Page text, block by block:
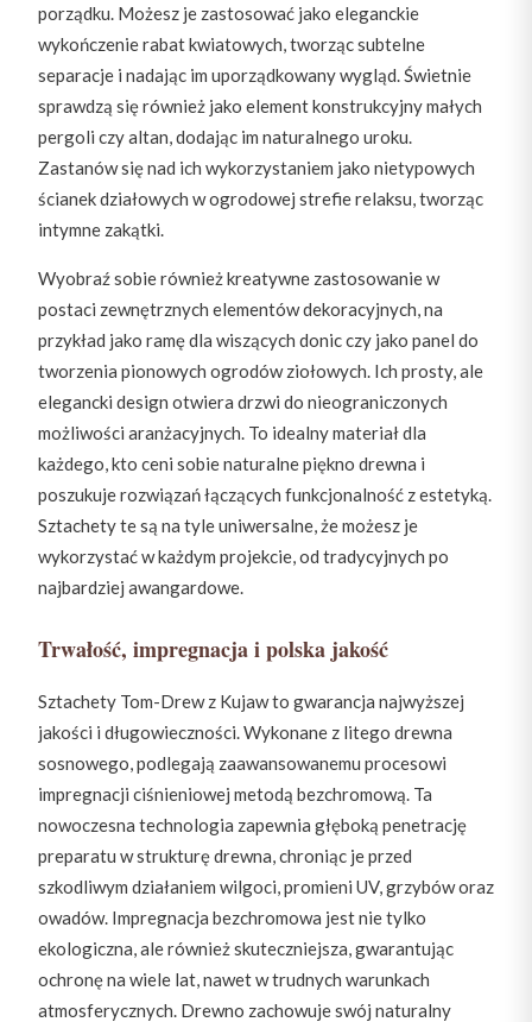
porządku. Możesz je zastosować jako eleganckie
wykończenie rabat kwiatowych, tworząc subtelne
separacje i nadając im uporządkowany wygląd. Świetnie
sprawdzą się również jako element konstrukcyjny małych
pergoli czy altan, dodając im naturalnego uroku.
Zastanów się nad ich wykorzystaniem jako nietypowych
ścianek działowych w ogrodowej strefie relaksu, tworząc
intymne zakątki.
Wyobraź sobie również kreatywne zastosowanie w
postaci zewnętrznych elementów dekoracyjnych, na
przykład jako ramę dla wiszących donic czy jako panel do
tworzenia pionowych ogrodów ziołowych. Ich prosty, ale
elegancki design otwiera drzwi do nieograniczonych
możliwości aranżacyjnych. To idealny materiał dla
każdego, kto ceni sobie naturalne piękno drewna i
poszukuje rozwiązań łączących funkcjonalność z estetyką.
Sztachety te są na tyle uniwersalne, że możesz je
wykorzystać w każdym projekcie, od tradycyjnych po
najbardziej awangardowe.
Trwałość, impregnacja i polska jakość
Sztachety Tom-Drew z Kujaw to gwarancja najwyższej
jakości i długowieczności. Wykonane z litego drewna
sosnowego, podlegają zaawansowanemu procesowi
impregnacji ciśnieniowej metodą bezchromową. Ta
nowoczesna technologia zapewnia głęboką penetrację
preparatu w strukturę drewna, chroniąc je przed
szkodliwym działaniem wilgoci, promieni UV, grzybów oraz
owadów. Impregnacja bezchromowa jest nie tylko
ekologiczna, ale również skuteczniejsza, gwarantując
ochronę na wiele lat, nawet w trudnych warunkach
atmosferycznych. Drewno zachowuje swój naturalny